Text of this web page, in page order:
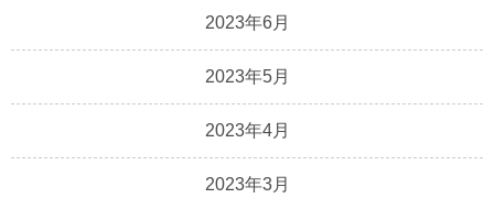
2023年6月
2023年5月
2023年4月
2023年3月